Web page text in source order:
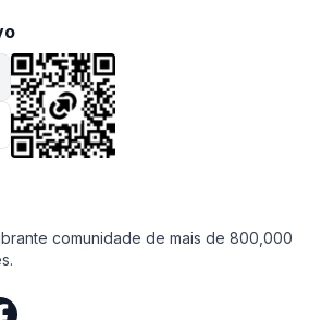
comunidade de mais de 800,000